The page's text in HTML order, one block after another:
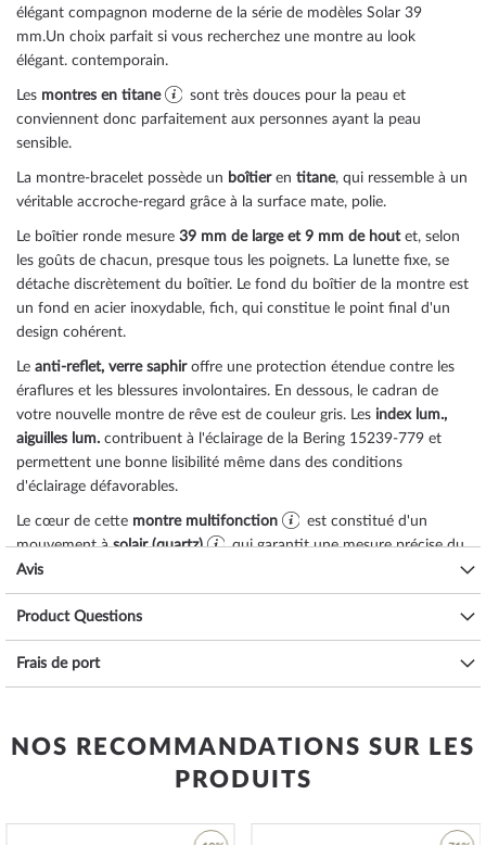
élégant compagnon moderne de la série de modèles Solar 39
mm.Un choix parfait si vous recherchez une montre au look
élégant. contemporain.
Les montres en titane
sont très douces pour la peau et
conviennent donc parfaitement aux personnes ayant la peau
sensible.
La montre-bracelet possède un boîtieren titane, qui ressemble à un
véritable accroche-regard grâce à la surface mate, polie.
Le boîtier ronde mesure 39 mm de large et 9 mm de houtet, selon
les goûts de chacun, presque tous les poignets. La lunette fixe, se
détache discrètement du boîtier. Le fond du boîtier de la montre est
un fond en acier inoxydable, fich, qui constitue le point final d'un
design cohérent.
Le anti-reflet, verre saphiroffre une protection étendue contre les
éraflures et les blessures involontaires. En dessous, le cadran de
votre nouvelle montre de rêve est de couleur gris. Les index lum.,
aiguilles lum. contribuent à l'éclairage de la Bering 15239-779 et
permettent une bonne lisibilité même dans des conditions
d'éclairage défavorables.
Le cœur de cette montre multifonction
est constitué d'un
mouvement àsolair (quartz)
qui garantit une mesure précise du
temps, comme c'est habituellement le cas pour les montres Bering,
et qui offre les fonctions suivantes :date, minute, second, heure.
L'étanchéité à l'eau de
constater dans la liste ci-dessous :
5 ATM : prendre une douche et prendre un bain est possible avec
cette montre. Ne nagez pas et ne plongez pas.
20 ATM et plus : à partir de 20 ATM, la montre est considérée comme
Avis
Product Questions
Frais de port
NOS RECOMMANDATIONS SUR LES
PRODUITS